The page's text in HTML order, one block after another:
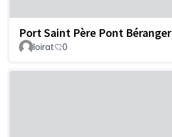
Port Saint Père Pont Béranger
loirat 0